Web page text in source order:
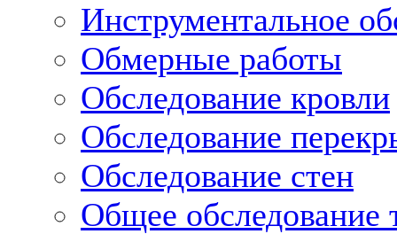
Инструментальное
Обмерные работы
Обследование кровли
Обследование
Обследование стен
Общее обследование